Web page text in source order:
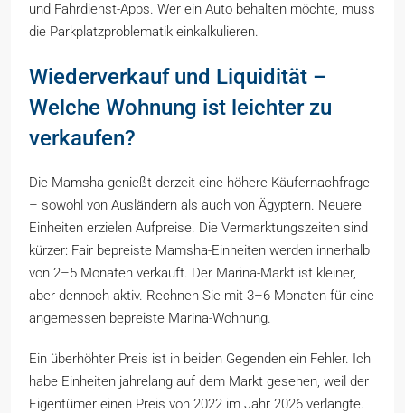
und Fahrdienst-Apps. Wer ein Auto behalten möchte, muss
die Parkplatzproblematik einkalkulieren.
Wiederverkauf und Liquidität –
Welche Wohnung ist leichter zu
verkaufen?
Die Mamsha genießt derzeit eine höhere Käufernachfrage
– sowohl von Ausländern als auch von Ägyptern. Neuere
Einheiten erzielen Aufpreise. Die Vermarktungszeiten sind
kürzer: Fair bepreiste Mamsha-Einheiten werden innerhalb
von 2–5 Monaten verkauft. Der Marina-Markt ist kleiner,
aber dennoch aktiv. Rechnen Sie mit 3–6 Monaten für eine
angemessen bepreiste Marina-Wohnung.
Ein überhöhter Preis ist in beiden Gegenden ein Fehler. Ich
habe Einheiten jahrelang auf dem Markt gesehen, weil der
Eigentümer einen Preis von 2022 im Jahr 2026 verlangte.